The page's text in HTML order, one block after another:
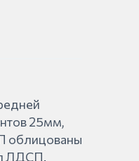
25мм,
облицованы
ЛДСП.